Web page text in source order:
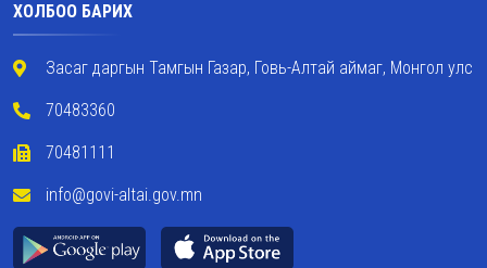
ХОЛБОО БАРИХ
Засаг даргын Тамгын Газар, Говь-Алтай аймаг, Монгол улс
70483360
70481111
info@govi-altai.gov.mn